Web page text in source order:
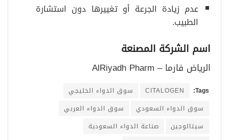
عدم زيادة الجرعة أو تغييرها دون استشارة
الطبيب.
اسم الشركة المصنعة
الرياض فارما – AlRiyadh Pharm
Tags:
CITALOGEN
سوق الدواء الخليجي
سوق الدواء السعودي
سوق الدواء العربي
سيتالوجين
صناعة الدواء السعودية